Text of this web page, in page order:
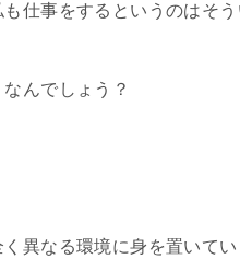
仕事をするというのはそ
んでしょう？
異なる環境に身を置いて